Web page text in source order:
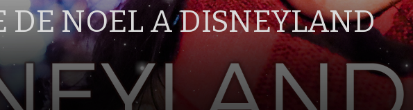
DE NOEL A DISNEYLAND